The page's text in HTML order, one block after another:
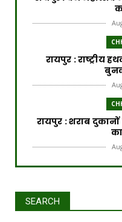
रायपुर : राष्ट्रीय
रायपुर : शराब
SEARCH
रायपुर : वर्ष